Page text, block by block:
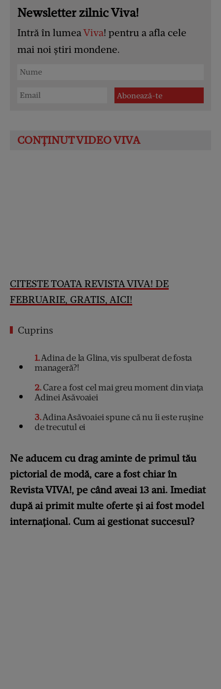
Newsletter zilnic Viva!
Intră în lumeaViva! pentru a afla cele
mai noi știri mondene.
CITESTE TOATA REVISTA VIVA! DE
FEBRUARIE, GRATIS, AICI!
Cuprins
1Adina de la Glina, vis spulberat de fosta
manageră?!
2Care a fost cel mai greu moment din viața
Adinei Asăvoaiei
3Adina Asăvoaiei spune că nu îi este rușine
de trecutul ei
Ne aducem cu drag aminte de primul tău
pictorial de modă, care a fost chiar în
Revista VIVA!, pe când aveai 13 ani. Imediat
după ai primit multe oferte și ai fost model
internațional. Cum ai gestionat succesul?